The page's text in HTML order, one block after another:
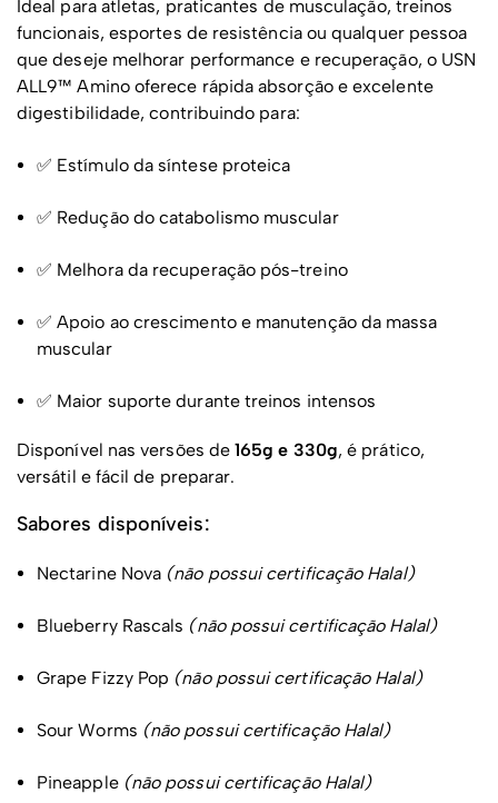
Ideal para atletas, praticantes de musculação, treinos
funcionais, esportes de resistência ou qualquer pessoa
que deseje melhorar performance e recuperação, o USN
ALL9™ Amino oferece rápida absorção e excelente
digestibilidade, contribuindo para:
✅ Estímulo da síntese proteica
✅ Redução do catabolismo muscular
✅ Melhora da recuperação pós-treino
✅ Apoio ao crescimento e manutenção da massa
muscular
✅ Maior suporte durante treinos intensos
Disponível nas versões de165g e 330g, é prático,
versátil e fácil de preparar.
Sabores disponíveis:
Nectarine Nova (não possui certificação Halal)
Blueberry Rascals (não possui certificação Halal)
Grape Fizzy Pop (não possui certificação Halal)
Sour Worms (não possui certificação Halal)
Pineapple (não possui certificação Halal)